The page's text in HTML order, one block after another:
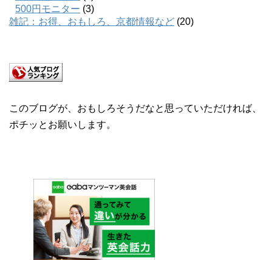
500円モニター (3)
雑記：お得、おもしろ、京都情報など (20)
このブログが、おもしろそうだなと思っていただければ、
ポチッとお願いします。